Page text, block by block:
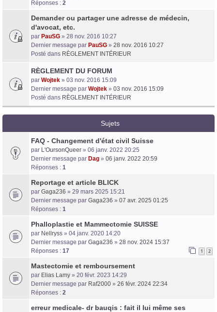
Forum d'information sur les transidentités masculines FtM/FtX/Ft*
Réponses : 2
Demander ou partager une adresse de médecin,
d'avocat, etc.
par PauSG » 28 nov. 2016 10:27
Dernier message par PauSG » 28 nov. 2016 10:27
Posté dans RÈGLEMENT INTÉRIEUR
RÈGLEMENT DU FORUM
par Wojtek » 03 nov. 2016 15:09
Dernier message par Wojtek » 03 nov. 2016 15:09
Posté dans RÈGLEMENT INTÉRIEUR
Sujets
FAQ - Changement d'état civil Suisse
par L'OursonQueer » 06 janv. 2022 20:25
Dernier message par Dag » 06 janv. 2022 20:59
Réponses : 1
Reportage et article BLICK
par Gaga236 » 29 mars 2025 15:21
Dernier message par Gaga236 » 07 avr. 2025 01:25
Réponses : 1
Phalloplastie et Mammectomie SUISSE
par Nellryss » 04 janv. 2020 14:20
Dernier message par Gaga236 » 28 nov. 2024 15:37
Réponses : 17 1 2
Mastectomie et remboursement
par Elias Lamy » 20 févr. 2023 14:29
Dernier message par Raf2000 » 26 févr. 2024 22:34
Réponses : 2
erreur medicale- dr bauqis : fait il lui même ses